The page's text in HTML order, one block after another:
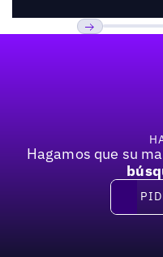
Hagamos que su
Pide